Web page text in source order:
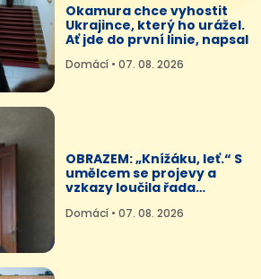
Okamura chce vyhostit
Ukrajince, který ho urážel.
Ať jde do první linie, napsal
Domácí • 07. 08. 2026
OBRAZEM: „Knížáku, leť.“ S
umělcem se projevy a
vzkazy loučila řada
Domácí • 07. 08. 2026